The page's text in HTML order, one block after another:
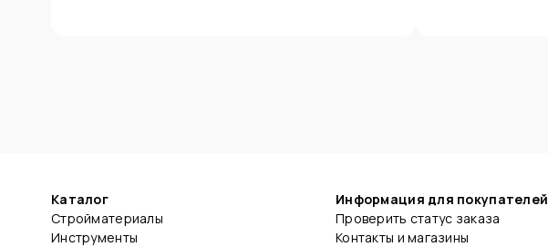
Каталог
Стройматериалы
Инструменты
Информация для покупателей
Проверить статус заказа
Контакты и магазины